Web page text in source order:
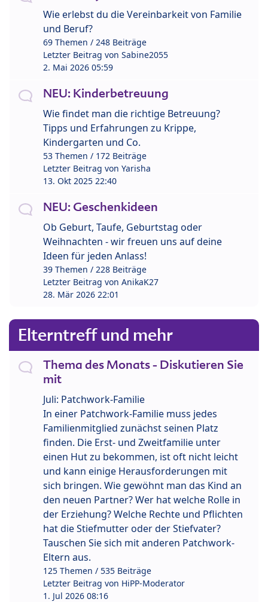
Wie erlebst du die Vereinbarkeit von Familie
und Beruf?
69 Themen / 248 Beiträge
Letzter Beitrag von Sabine2055
2. Mai 2026 05:59
NEU: Kinderbetreuung
Wie findet man die richtige Betreuung?
Tipps und Erfahrungen zu Krippe,
Kindergarten und Co.
53 Themen / 172 Beiträge
Letzter Beitrag von Yarisha
13. Okt 2025 22:40
NEU: Geschenkideen
Ob Geburt, Taufe, Geburtstag oder
Weihnachten - wir freuen uns auf deine
Ideen für jeden Anlass!
39 Themen / 228 Beiträge
Letzter Beitrag von AnikaK27
28. Mär 2026 22:01
Elterntreff und mehr
Thema des Monats - Diskutieren Sie
mit
Juli: Patchwork-Familie
In einer Patchwork-Familie muss jedes
Familienmitglied zunächst seinen Platz
finden. Die Erst- und Zweitfamilie unter
einen Hut zu bekommen, ist oft nicht leicht
und kann einige Herausforderungen mit
sich bringen. Wie gewöhnt man das Kind an
den neuen Partner? Wer hat welche Rolle in
der Erziehung? Welche Rechte und Pflichten
hat die Stiefmutter oder der Stiefvater?
Tauschen Sie sich mit anderen Patchwork-
Eltern aus.
125 Themen / 535 Beiträge
Letzter Beitrag von HiPP-Moderator
1. Jul 2026 08:16